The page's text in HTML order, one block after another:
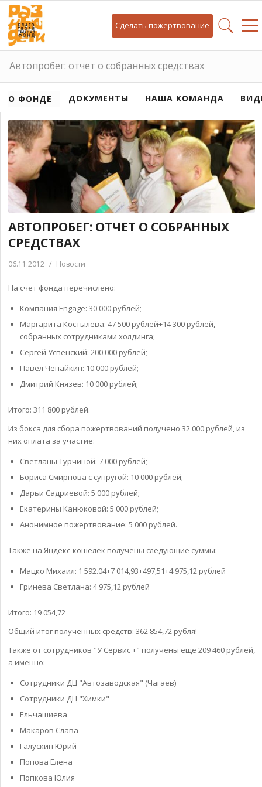
Сделать пожертвование
Автопробег: отчет о собранных средствах
О ФОНДЕ ДОКУМЕНТЫ НАША КОМАНДА
АВТОПРОБЕГ: ОТЧЕТ О СОБРАННЫХ
СРЕДСТВАХ
06.11.2012 / Новости
На счет фонда перечислено:
Компания Engage: 30 000 рублей;
Маргарита Костылева: 47 500 рублей+14 300 рублей,
собранных сотрудниками холдинга;
Сергей Успенский: 200 000 рублей;
Павел Чепайкин: 10 000 рублей;
Дмитрий Князев: 10 000 рублей;
Итого: 311 800 рублей.
Из бокса для сбора пожертвований получено 32 000 рублей, из
них оплата за участие:
Светланы Турчиной: 7 000 рублей;
Бориса Смирнова с супругой: 10 000 рублей;
Дарьи Садриевой: 5 000 рублей;
Екатерины Канюковой: 5 000 рублей;
Анонимное пожертвование: 5 000 рублей.
Также на Яндекс-кошелек получены следующие суммы:
Мацко Михаил: 1 592.04+7 014,93+497,51+4 975,12 рублей
Гринева Светлана: 4 975,12 рублей
Итого: 19 054,72
Общий итог полученных средств: 362 854,72 рубля!
Также от сотрудников "У Сервис +" получены еще 209 460 рублей,
а именно:
Сотрудники ДЦ "Автозаводская" (Чагаев)
Сотрудники ДЦ "Химки"
Ельчашиева
Макаров Слава
Галускин Юрий
Попова Елена
Попкова Юлия